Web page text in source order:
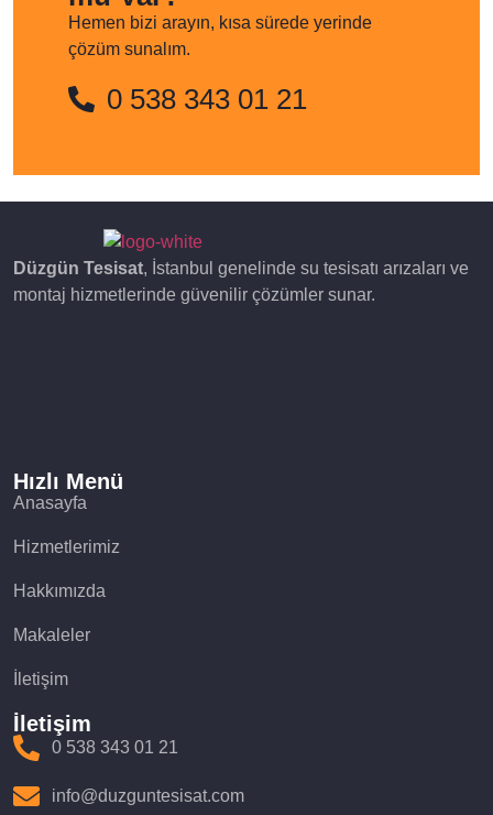
Hemen bizi arayın, kısa sürede yerinde
çözüm sunalım.
0 538 343 01 21
Düzgün Tesisat, İstanbul genelinde su tesisatı arızaları ve
montaj hizmetlerinde güvenilir çözümler sunar.
Hızlı Menü
Anasayfa
Hizmetlerimiz
Hakkımızda
Makaleler
İletişim
İletişim
0 538 343 01 21
info@duzguntesisat.com